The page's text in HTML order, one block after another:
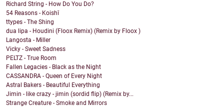
Richard String - How Do You Do?
54 Reasons - Koishī
ttypes - The Shing
dua lipa - Houdini (Floox Remix) (Remix by Floox )
Langosta - Miller
Vicky - Sweet Sadness
PELTZ - True Room
Fallen Legacies - Black as the Night
CASSANDRA - Queen of Every Night
Astral Bakers - Beautiful Everything
Jimin - like crazy - jimin (sordid flip) (Remix by...
Strange Creature - Smoke and Mirrors